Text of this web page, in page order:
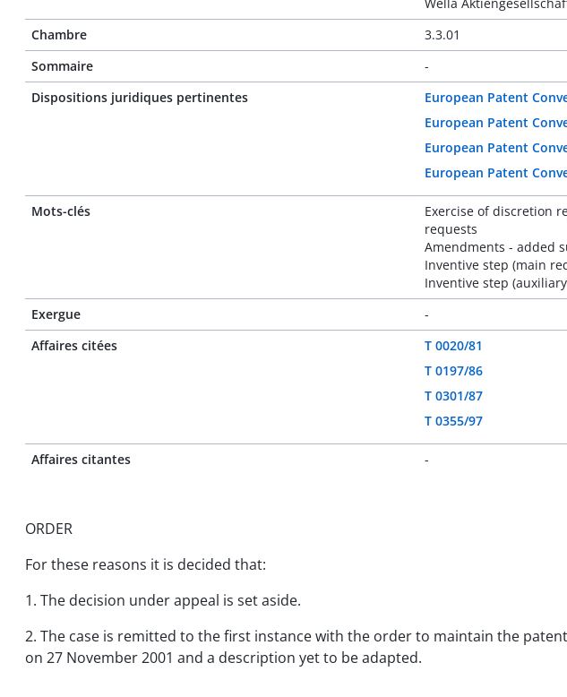
Chambre
3.3.01
Sommaire
-
Dispositions juridiques pertinentes
European Patent
European Patent
European Patent
European Patent
Mots-clés
Exercise of discretion
requests
Amendments - added
Inventive step (main
Inventive step
Exergue
-
Affaires citées
T 0020/81
T 0197/86
T 0301/87
T 0355/97
Affaires citantes -
ORDER
For these reasons it is decided that:
1. The decision under appeal is set aside.
2. The case is remitted to the first instance with the order to maintain the
on 27 November 2001 and a description yet to be adapted.